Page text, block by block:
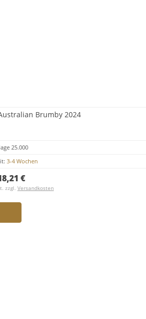
Brumby 2024
25.000
3-4 Wochen
€
zzgl. Versandkosten